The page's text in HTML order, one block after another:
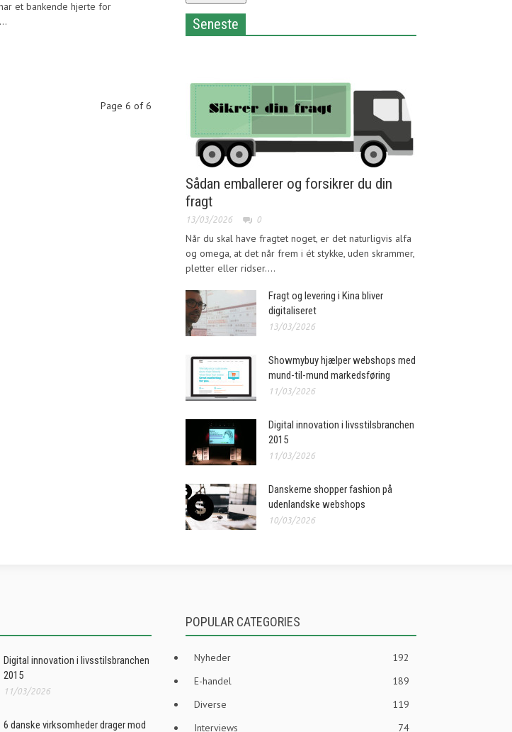
et bankende hjerte for
Page 6 of 6
Seneste
Sådan emballerer og forsikrer du din
fragt
13/03/2026 0
Når du skal have fragtet noget, er det naturligvis alfa
og omega, at det når frem i ét stykke, uden skrammer,
pletter eller ridser....
Fragt og levering i Kina bliver
digitaliseret
13/03/2026
Showmybuy hjælper webshops med
mund-til-mund markedsføring
11/03/2026
Digital innovation i livsstilsbranchen
2015
11/03/2026
Danskerne shopper fashion på
udenlandske webshops
10/03/2026
Digital innovation i livsstilsbranchen
2015
11/03/2026
6 danske virksomheder drager mod
POPULAR CATEGORIES
Nyheder
192
E-handel
189
Diverse
119
Interviews
74